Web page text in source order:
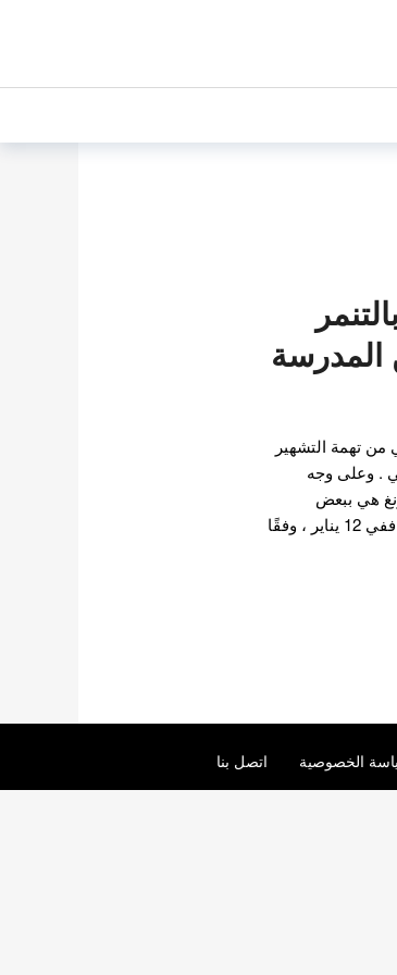
المدرسة
تهمة التشهير
. وعلى وجه
هي ببعض
الاعتداءات أثناء التحقيق في هذه القضية. ففي 12 يناير ، وفقًا
الخصوصية اتصل بنا